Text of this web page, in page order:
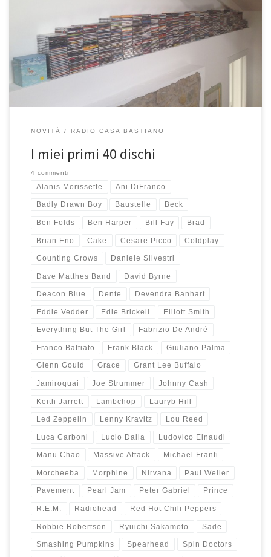
Oggi compio 40 anni e, tra i vari bilanci che pesano su questa
giornata, ho deciso di farne uno anche musicale. Non è una
classifica, non ci sono primi e ultimi posti, solo una lista di dischi
che inizialmente dovevano essere 40, ma sono diventati
NOVITÀ RADIO CASA BASTIANO
I miei primi 40 dischi
4 commenti
Alanis Morissette Ani DiFranco
Badly Drawn Boy Baustelle Beck
Ben Folds Ben Harper Bill Fay Brad
Brian Eno Cake Cesare Picco Coldplay
Counting Crows Daniele Silvestri
Dave Matthes Band David Byrne
Deacon Blue Dente Devendra Banhart
Eddie Vedder Edie Brickell Elliott Smith
Everything But The Girl Fabrizio De André
Franco Battiato Frank Black Giuliano Palma
Glenn Gould Grace Grant Lee Buffalo
Jamiroquai Joe Strummer Johnny Cash
Keith Jarrett Lambchop Lauryb Hill
Led Zeppelin Lenny Kravitz Lou Reed
Luca Carboni Lucio Dalla Ludovico Einaudi
Manu Chao Massive Attack Michael Franti
Morcheeba Morphine Nirvana Paul Weller
Pavement Pearl Jam Peter Gabriel Prince
R.E.M. Radiohead Red Hot Chili Peppers
Robbie Robertson Ryuichi Sakamoto Sade
Smashing Pumpkins Spearhead Spin Doctors